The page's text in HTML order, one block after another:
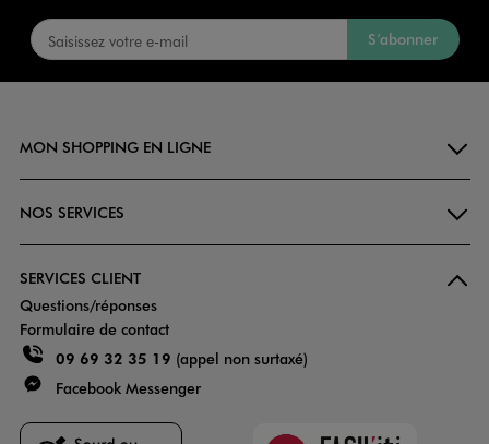
S’abonner
MON SHOPPING EN LIGNE
NOS SERVICES
SERVICES CLIENT
Questions/réponses
Formulaire de contact
09 69 32 35 19 (appel non surtaxé)
Facebook Messenger
Faciliti